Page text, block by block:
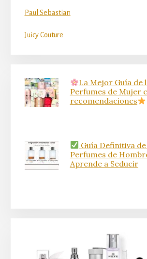
Paul Sebastian
Juicy Couture
La Mejor Guía de
Perfumes de Mujer
recomendaciones
Guía Definitiva
Perfumes de
Aprende a Seducir